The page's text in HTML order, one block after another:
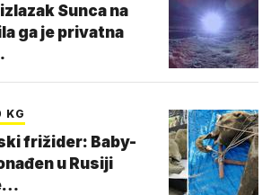
Sunca na
ga je privatna
KG
frižider: Baby-
u Rusiji